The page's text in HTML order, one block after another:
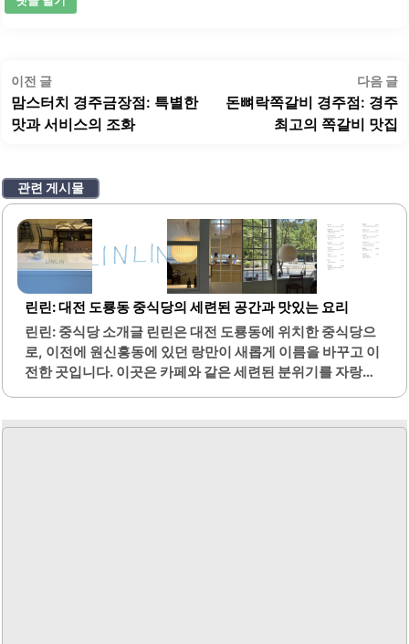
글
탐
색
이전 글이
전
글:
맘스터치 경주금장점: 특별한
맛과 서비스의 조화
다음 글
돈뼈락쪽갈비 경주점: 경주
최고의 쪽갈비 맛집
관련 게시물
린린: 대전 도룡동 중식당의 세련된 공간과 맛있는 요리
린린: 중식당 소개글 린린은 대전 도룡동에 위치한 중식당으
로, 이전에 원신흥동에 있던 랑만이 새롭게 이름을 바꾸고 이
전한 곳입니다. 이곳은 카페와 같은 세련된 분위기를 자랑하
공되어 접근성이 좋습니다.메뉴에는 유린기와 사천해물탕